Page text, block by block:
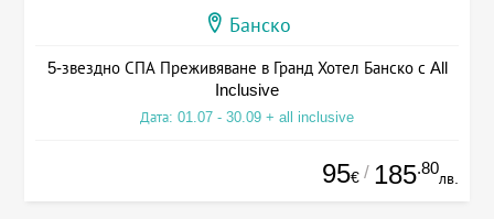
Банско
5-звездно СПА Преживяване в Гранд Хотел Банско с All
Inclusive
Дата: 01.07 - 30.09 + all inclusive
95€ / 185.80
лв.